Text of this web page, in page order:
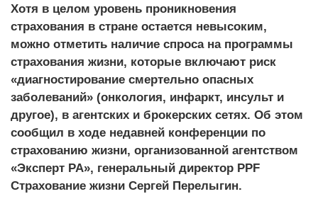
Хотя в целом уровень проникновения
страхования в стране остается невысоким,
можно отметить наличие спроса на программы
страхования жизни, которые включают риск
«диагностирование смертельно опасных
заболеваний» (онкология, инфаркт, инсульт и
другое), в агентских и брокерских сетях. Об этом
сообщил в ходе недавней конференции по
страхованию жизни, организованной агентством
«Эксперт РА», генеральный директор PPF
Страхование жизни Сергей Перелыгин.